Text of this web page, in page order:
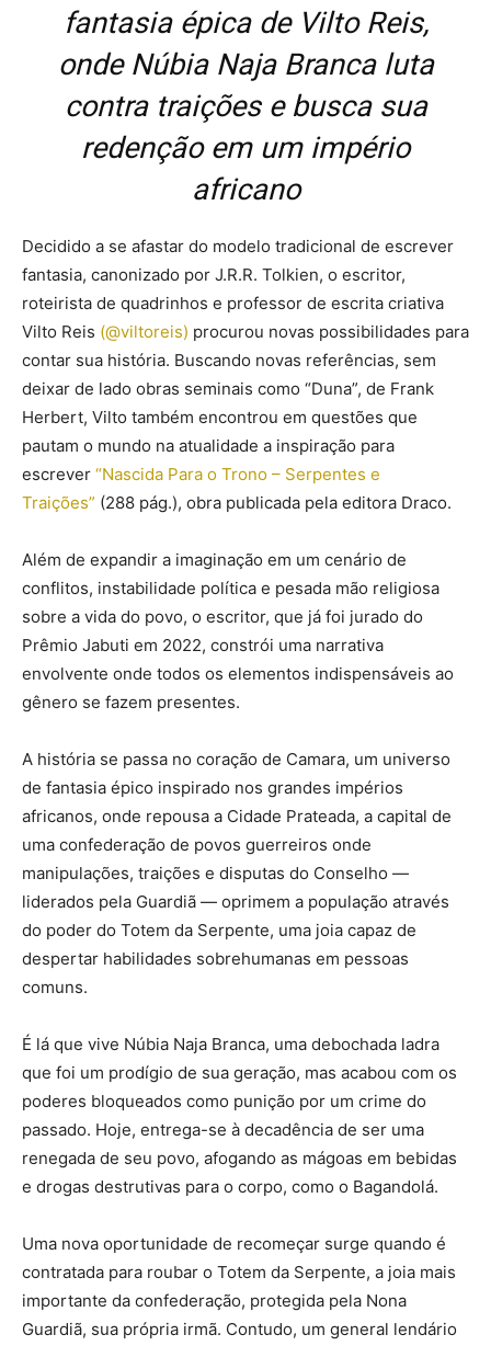
fantasia épica de Vilto Reis,
onde Núbia Naja Branca luta
contra traições e busca sua
redenção em um império
africano
Decidido a se afastar do modelo tradicional de escrever
fantasia, canonizado por J.R.R. Tolkien, o escritor,
roteirista de quadrinhos e professor de escrita criativa
Vilto Reis (@viltoreis) procurou novas possibilidades para
contar sua história. Buscando novas referências, sem
deixar de lado obras seminais como “Duna”, de Frank
Herbert, Vilto também encontrou em questões que
pautam o mundo na atualidade a inspiração para
escrever “Nascida Para o Trono – Serpentes e
Traições” (288 pág.), obra publicada pela editora Draco.
Além de expandir a imaginação em um cenário de
conflitos, instabilidade política e pesada mão religiosa
sobre a vida do povo, o escritor, que já foi jurado do
Prêmio Jabuti em 2022, constrói uma narrativa
envolvente onde todos os elementos indispensáveis ao
gênero se fazem presentes.
A história se passa no coração de Camara, um universo
de fantasia épico inspirado nos grandes impérios
africanos, onde repousa a Cidade Prateada, a capital de
uma confederação de povos guerreiros onde
manipulações, traições e disputas do Conselho —
liderados pela Guardiã — oprimem a população através
do poder do Totem da Serpente, uma joia capaz de
despertar habilidades sobrehumanas em pessoas
comuns.
É lá que vive Núbia Naja Branca, uma debochada ladra
que foi um prodígio de sua geração, mas acabou com os
poderes bloqueados como punição por um crime do
passado. Hoje, entrega-se à decadência de ser uma
renegada de seu povo, afogando as mágoas em bebidas
e drogas destrutivas para o corpo, como o Bagandolá.
Uma nova oportunidade de recomeçar surge quando é
contratada para roubar o Totem da Serpente, a joia mais
importante da confederação, protegida pela Nona
Guardiã, sua própria irmã. Contudo, um general lendário